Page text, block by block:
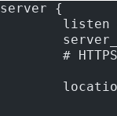
server {
listen
#